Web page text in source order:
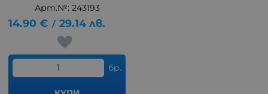
Арт.№: 243193
14.90 € / 29.14 лв.
бр.